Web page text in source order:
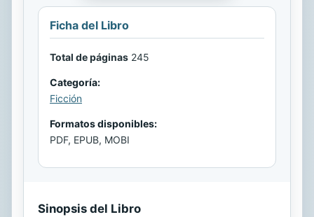
Ficha del Libro
Total de páginas 245
Categoría:
Ficción
Formatos disponibles:
PDF, EPUB, MOBI
Sinopsis del Libro